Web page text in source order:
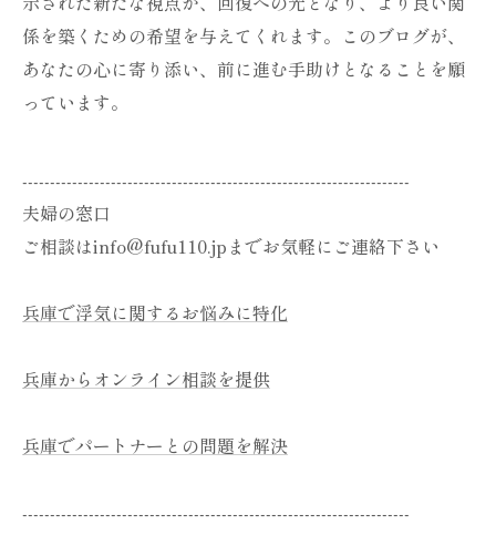
係を築くための希望を与えてくれます。このブログが、
あなたの心に寄り添い、前に進む手助けとなることを願
っています。
----------------------------------------------------------------------
夫婦の窓口
ご相談はinfo@fufu110.jpまでお気軽にご連絡下さい
兵庫で浮気に関するお悩みに特化
兵庫からオンライン相談を提供
兵庫でパートナーとの問題を解決
----------------------------------------------------------------------